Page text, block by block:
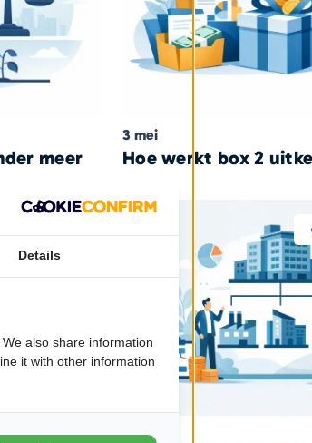
meer
3 mei
Hoe werkt box 2
15 april
Details
also share information
it with other information